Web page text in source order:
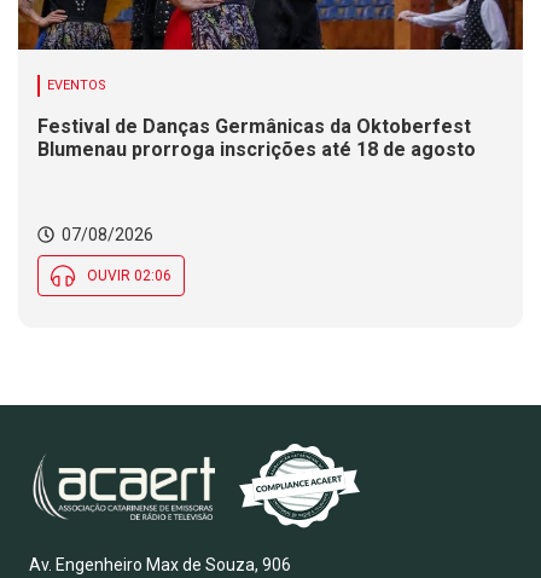
EVENTOS
Festival de Danças Germânicas da Oktoberfest
Blumenau prorroga inscrições até 18 de agosto
07/08/2026
OUVIR 02:06
Av. Engenheiro Max de Souza, 906